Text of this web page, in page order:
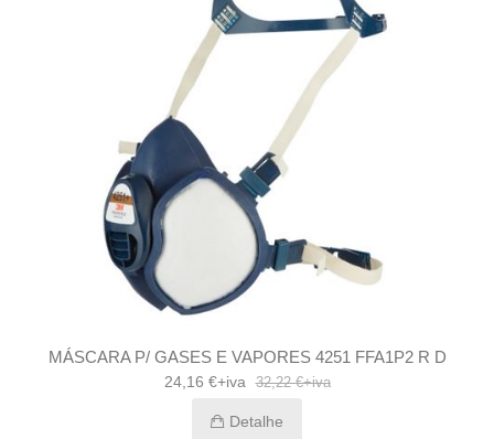
MÁSCARA P/ GASES E VAPORES 4251 FFA1P2 R D
24,16 €+iva 32,22 €+iva
Detalhe